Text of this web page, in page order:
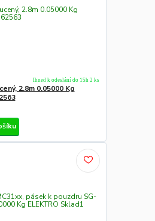
2.8m 0.05000 Kg
Ihned k odeslání do 15h 2 ks